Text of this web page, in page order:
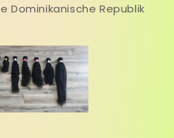
Dominikanische Republik